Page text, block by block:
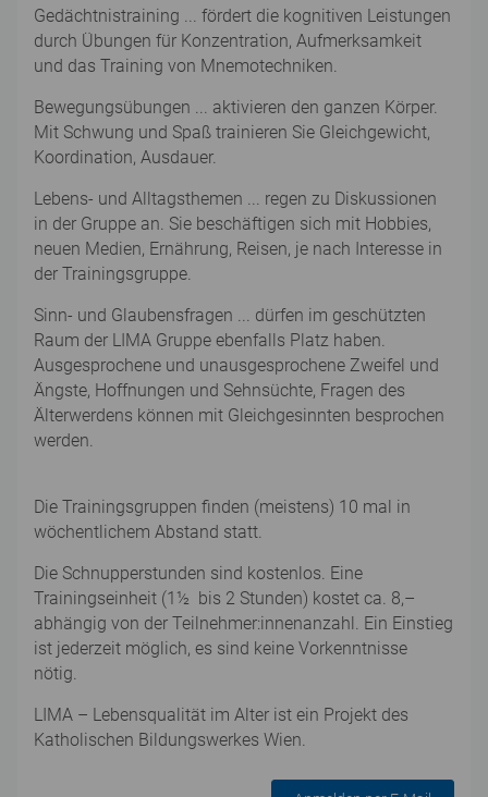
Gedächtnistraining ... fördert die kognitiven Leistungen
durch Übungen für Konzentration, Aufmerksamkeit
und das Training von Mnemotechniken.
Bewegungsübungen ... aktivieren den ganzen Körper.
Mit Schwung und Spaß trainieren Sie Gleichgewicht,
Koordination, Ausdauer.
Lebens- und Alltagsthemen ... regen zu Diskussionen
in der Gruppe an. Sie beschäftigen sich mit Hobbies,
neuen Medien, Ernährung, Reisen, je nach Interesse in
der Trainingsgruppe.
Sinn- und Glaubensfragen ... dürfen im geschützten
Raum der LIMA Gruppe ebenfalls Platz haben.
Ausgesprochene und unausgesprochene Zweifel und
Ängste, Hoffnungen und Sehnsüchte, Fragen des
Älterwerdens können mit Gleichgesinnten besprochen
werden.
Die Trainingsgruppen finden (meistens) 10 mal in
wöchentlichem Abstand statt.
Die Schnupperstunden sind kostenlos. Eine
Trainingseinheit (1½ bis 2 Stunden) kostet ca. 8,–
abhängig von der Teilnehmer:innenanzahl. Ein Einstieg
ist jederzeit möglich, es sind keine Vorkenntnisse
nötig.
LIMA – Lebensqualität im Alter ist ein Projekt des
Katholischen Bildungswerkes Wien.